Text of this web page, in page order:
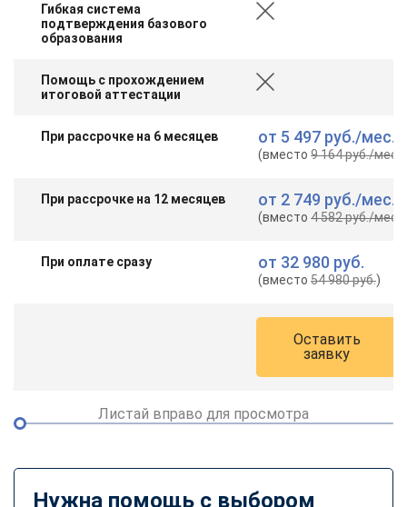
Гибкая система
подтверждения базового
образования
Помощь с прохождением
итоговой аттестации
При рассрочке на 6 месяцев от 5 497 руб./мес.
(вместо9 164 руб./мес.
При рассрочке на 12 месяцев от 2 749 руб./мес.
(вместо4 582 руб./мес.
При оплате сразу от 32 980 руб.
(вместо54 980 руб.)
Оставить
заявку
Листай вправо для просмотра
Нужна помощь с выбором